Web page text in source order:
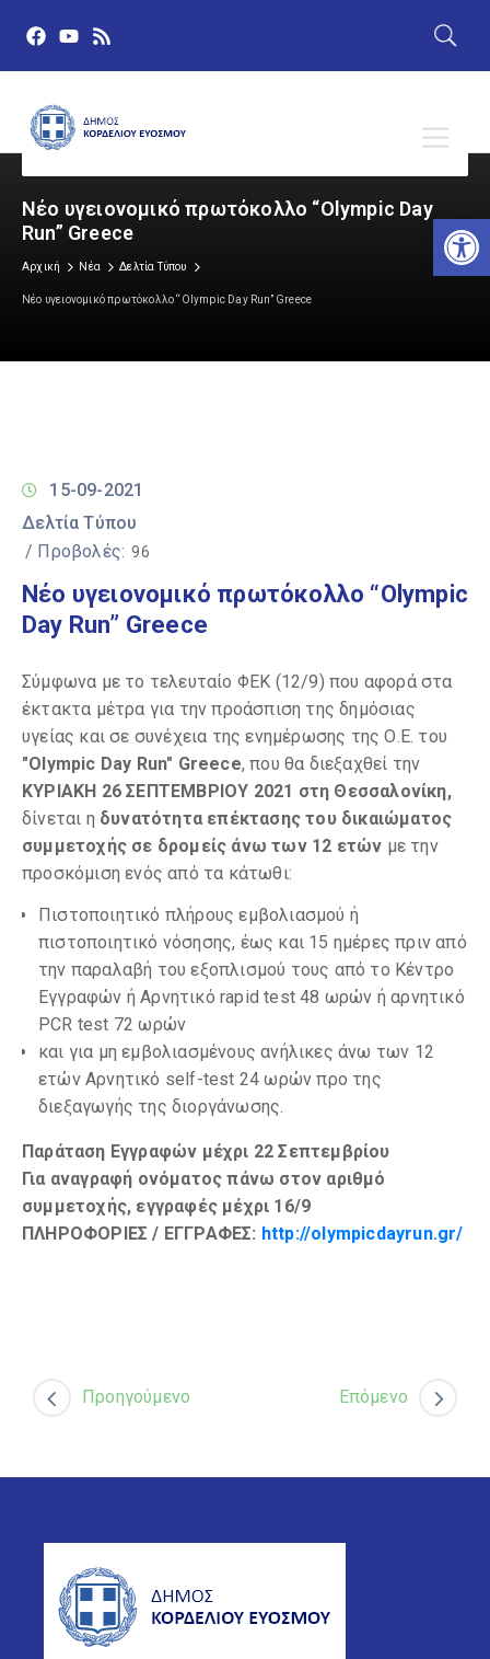
Νέο υγειονομικό πρωτόκολλο “Olympic Day
Run” Greece
Αρχική Νέα Δελτία Τύπου
Νέο υγειονομικό πρωτόκολλο “Olympic Day Run” Greece
15-09-2021
Δελτία Τύπου
/ Προβολές: 96
Νέο υγειονομικό πρωτόκολλο “Olympic
Day Run” Greece
Σύμφωνα με το τελευταίο ΦΕΚ (12/9) που αφορά στα
έκτακτα μέτρα για την προάσπιση της δημόσιας
υγείας και σε συνέχεια της ενημέρωσης της Ο.Ε. του
"Olympic Day Run" Greece, που θα διεξαχθεί την
ΚΥΡΙΑΚΗ 26 ΣΕΠΤΕΜΒΡΙΟΥ 2021 στη Θεσσαλονίκη,
δίνεται η δυνατότητα επέκτασης του δικαιώματος
συμμετοχής σε δρομείς άνω των 12 ετών με την
προσκόμιση ενός από τα κάτωθι:
Πιστοποιητικό πλήρους εμβολιασμού ή
πιστοποιητικό νόσησης, έως και 15 ημέρες πριν από
την παραλαβή του εξοπλισμού τους από το Κέντρο
Εγγραφών ή Αρνητικό rapid test 48 ωρών ή αρνητικό
PCR test 72 ωρών
και για μη εμβολιασμένους ανήλικες άνω των 12
ετών Αρνητικό self-test 24 ωρών προ της
διεξαγωγής της διοργάνωσης.
Παράταση Εγγραφών μέχρι 22 Σεπτεμβρίου
Για αναγραφή ονόματος πάνω στον αριθμό
συμμετοχής, εγγραφές μέχρι 16/9
ΠΛΗΡΟΦΟΡΙΕΣ / ΕΓΓΡΑΦΕΣ: http://olympicdayrun.gr/
Προηγούμενο Επόμενο